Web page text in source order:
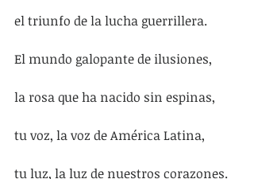
el triunfo de la lucha guerrillera.
El mundo galopante de ilusiones,
la rosa que ha nacido sin espinas,
tu voz, la voz de América Latina,
tu luz, la luz de nuestros corazones.